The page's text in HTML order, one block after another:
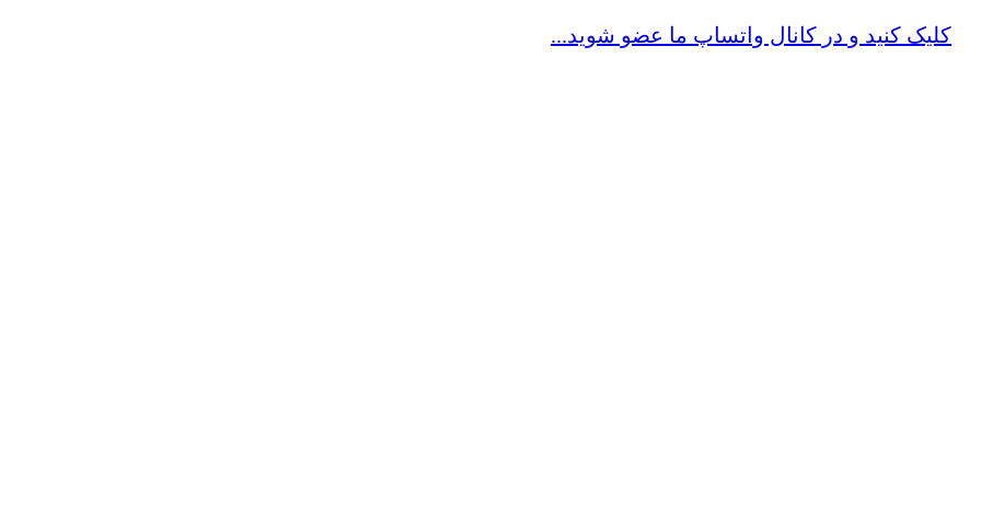
کلیک کنید و در کانال واتساپ ما عضو شوید...